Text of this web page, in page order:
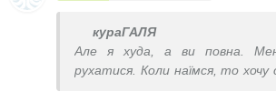
кураГАЛЯ
Але я худа, а ви повна.
рухатися. Коли наїмся, то